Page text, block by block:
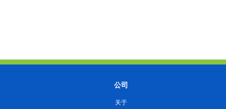
公司
关于